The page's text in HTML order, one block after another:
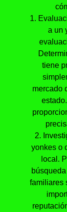
1.
a un
tiene
mercado
2.
yonkes o
local.
familiares